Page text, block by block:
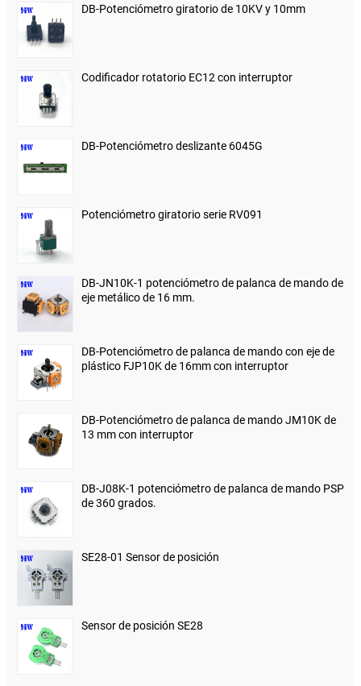
DB-Potenciómetro giratorio de 10KV y 10mm
Codificador rotatorio EC12 con interruptor
DB-Potenciómetro deslizante 6045G
Potenciómetro giratorio serie RV091
DB-JN10K-1 potenciómetro de palanca de mando de
eje metálico de 16 mm.
DB-Potenciómetro de palanca de mando con eje de
plástico FJP10K de 16mm con interruptor
DB-Potenciómetro de palanca de mando JM10K de
13 mm con interruptor
DB-J08K-1 potenciómetro de palanca de mando PSP
de 360 ​​grados.
SE28-01 Sensor de posición
Sensor de posición SE28